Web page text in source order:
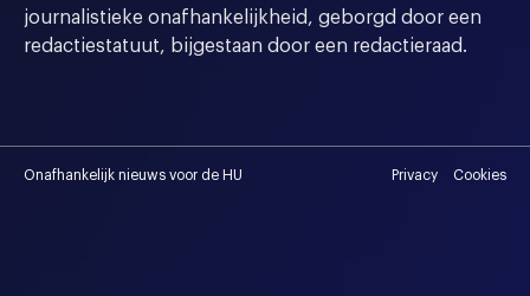
journalistieke onafhankelijkheid, geborgd door een
redactiestatuut, bijgestaan door een redactieraad.
Onafhankelijk nieuws voor de HU Privacy Cookies